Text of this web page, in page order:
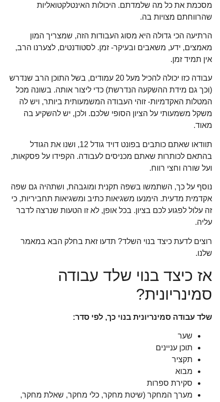
מסכמת את כל מה שלמדתם. היכולות האינטלקטואליות
שהרווחתם מצויות בה.
הרתיעה הכי גדולה היא מסוג העבודות הזה, שמצריך המון
מאמצים, ידע, משאבים ובעיקר- זמן. לסטודנטים, לצערנו הרב,
אין תמיד זמן.
עבודה כזו יכולה להכיל מעל 20 עמודים, בשל התוכן הרב שנדרש
(וכך גם מידת ההשקעה הנדרשת) כדי ליצור אותה. בשונה מכל
המטלות האקדמיות- זוהי העבודה המשמעותית ביותר, ויש לה
משקל משמעותי על הציון הסופי שלכם. ולכן, יש להשקיע בה
מאוד.
תוודאו שאתם כותבים בפונט דויד גודל 12, ושנו את הגודל
בהתאם לכותרות שאתם מכניסים לעבודה. הקפידו על פסקאות,
ועל שורה וחצי רווח.
נוסף על כך, השתמשו בשפה תקנית ומוגבהת, ושתהיה גם שפה
אקדמית מדעית. הימנעו משגיאות כתיב ומשגיאות תחביריות, כי
זה עלול לפגוע לכם בציון. בכל אופן, לא זו הטעות שנרצה לדבר
עליה.
רוצים לדעת כיצד בנוי השלד? תדעו זאת בחלק הבא במאמר
שלנו.
אז כיצד בנוי שלד עבודה
סמינריונית?
שלד עבודה סמינריונית בנוי כך, לפי סדר:
שער
תוכן עניינים
תקציר
מבוא
סקירת ספרות
מערך המחקר (שיטת מחקר, כלי מחקר, שאלת מחקר,